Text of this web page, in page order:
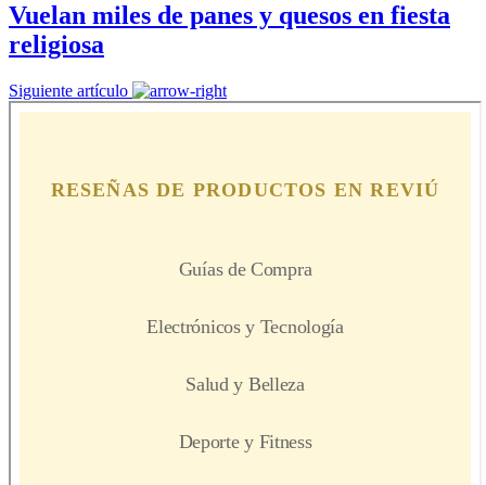
Vuelan miles de panes y quesos en fiesta
religiosa
Siguiente artículo